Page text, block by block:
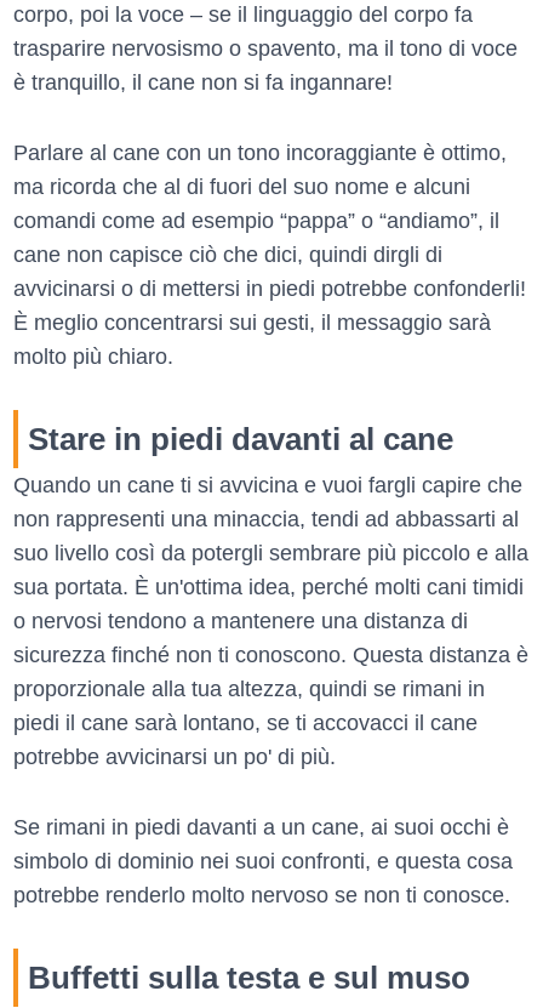
corpo, poi la voce – se il linguaggio del corpo fa
trasparire nervosismo o spavento, ma il tono di voce
è tranquillo, il cane non si fa ingannare!
Parlare al cane con un tono incoraggiante è ottimo,
ma ricorda che al di fuori del suo nome e alcuni
comandi come ad esempio “pappa” o “andiamo”, il
cane non capisce ciò che dici, quindi dirgli di
avvicinarsi o di mettersi in piedi potrebbe confonderli!
È meglio concentrarsi sui gesti, il messaggio sarà
molto più chiaro.
Stare in piedi davanti al cane
Quando un cane ti si avvicina e vuoi fargli capire che
non rappresenti una minaccia, tendi ad abbassarti al
suo livello così da potergli sembrare più piccolo e alla
sua portata. È un'ottima idea, perché molti cani timidi
o nervosi tendono a mantenere una distanza di
sicurezza finché non ti conoscono. Questa distanza è
proporzionale alla tua altezza, quindi se rimani in
piedi il cane sarà lontano, se ti accovacci il cane
potrebbe avvicinarsi un po' di più.
Se rimani in piedi davanti a un cane, ai suoi occhi è
simbolo di dominio nei suoi confronti, e questa cosa
potrebbe renderlo molto nervoso se non ti conosce.
Buffetti sulla testa e sul muso